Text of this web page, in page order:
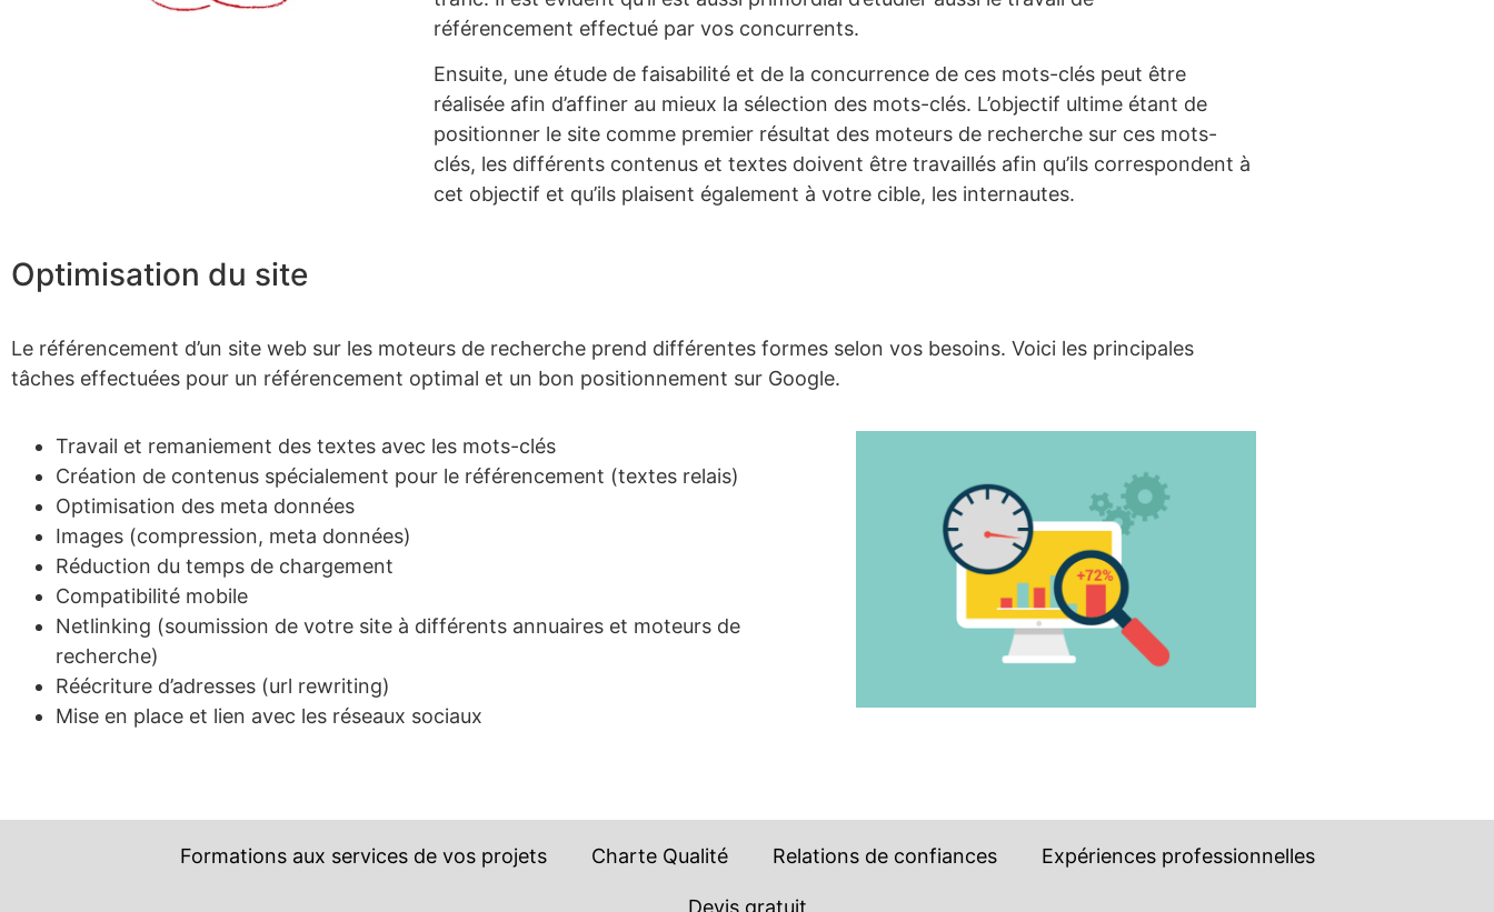
référencement effectué par vos concurrents.
Ensuite, une étude de faisabilité et de la concurrence de ces mots-clés peut être
réalisée afin d’affiner au mieux la sélection des mots-clés. L’objectif ultime étant de
positionner le site comme premier résultat des moteurs de recherche sur ces mots-
clés, les différents contenus et textes doivent être travaillés afin qu’ils correspondent à
cet objectif et qu’ils plaisent également à votre cible, les internautes.
Optimisation du site
Le référencement d’un site web sur les moteurs de recherche prend différentes formes selon vos besoins. Voici les principales
tâches effectuées pour un référencement optimal et un bon positionnement sur Google.
Travail et remaniement des textes avec les mots-clés
Création de contenus spécialement pour le référencement (textes relais)
Optimisation des meta données
Images (compression, meta données)
Réduction du temps de chargement
Compatibilité mobile
Netlinking (soumission de votre site à différents annuaires et moteurs de
recherche)
Réécriture d’adresses (url rewriting)
Mise en place et lien avec les réseaux sociaux
Formations aux services de vos projets Charte Qualité Relations de confiances Expériences professionnelles
Devis gratuit